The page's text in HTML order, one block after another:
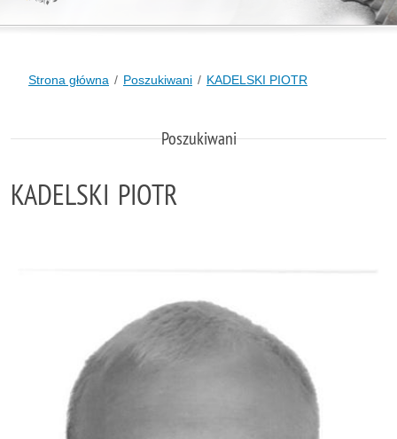
Strona główna Poszukiwani KADELSKI PIOTR
Poszukiwani
KADELSKI PIOTR